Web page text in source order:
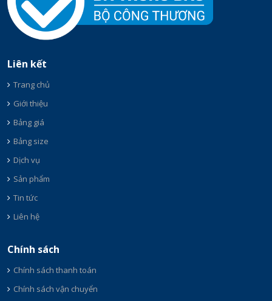
Liên kết
Trang chủ
Giới thiệu
Bảng giá
Bảng size
Dịch vụ
Sản phẩm
Tin tức
Liên hệ
Chính sách
Chính sách thanh toán
Chính sách vận chuyển